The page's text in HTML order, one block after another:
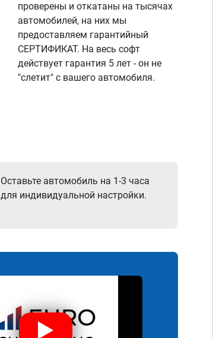
проверены и откатаны на тысячах
автомобилей, на них мы
предоставляем гарантийный
СЕРТИФИКАТ. На весь софт
действует гарантия 5 лет - он не
"слетит" с вашего автомобиля.
Оставьте автомобиль на 1-3 часа
для индивидуальной настройки.